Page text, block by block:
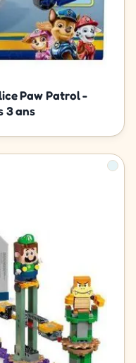
Paw Patrol -
3 ans